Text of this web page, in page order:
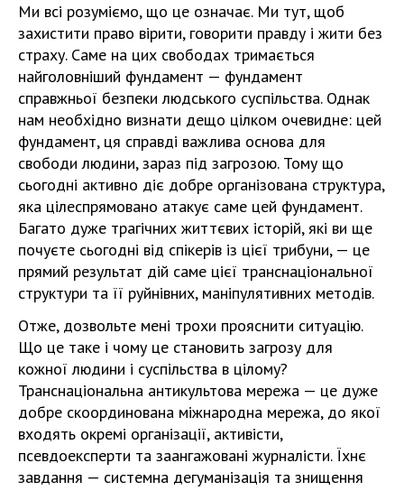
Ми всі розуміємо, що це означає. Ми тут, щоб
захистити право вірити, говорити правду і жити без
страху. Саме на цих свободах тримається
найголовніший фундамент — фундамент
справжньої безпеки людського суспільства. Однак
нам необхідно визнати дещо цілком очевидне: цей
фундамент, ця справді важлива основа для
свободи людини, зараз під загрозою. Тому що
сьогодні активно діє добре організована структура,
яка цілеспрямовано атакує саме цей фундамент.
Багато дуже трагічних життєвих історій, які ви ще
почуєте сьогодні від спікерів із цієї трибуни, — це
прямий результат дій саме цієї транснаціональної
структури та її руйнівних, маніпулятивних методів.
Отже, дозвольте мені трохи прояснити ситуацію.
Що це таке і чому це становить загрозу для
кожної людини і суспільства в цілому?
Транснаціональна антикультова мережа — це дуже
добре скоординована міжнародна мережа, до якої
входять окремі організації, активісти,
псевдоексперти та заангажовані журналісти. Їхнє
завдання — системна дегуманізація та знищення